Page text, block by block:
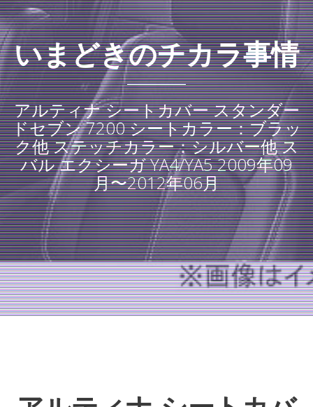
いまどきのチカラ事情
アルティナ シートカバー スタンダー
ドセブン 7200 シートカラー：ブラッ
ク他 ステッチカラー：シルバー他 ス
バル エクシーガ YA4/YA5 2009年09
月〜2012年06月